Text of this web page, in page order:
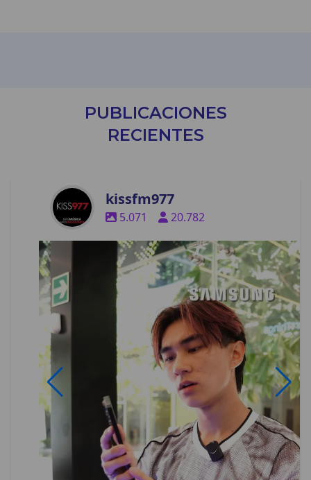
PUBLICACIONES
RECIENTES
kissfm977
5.071 20.782